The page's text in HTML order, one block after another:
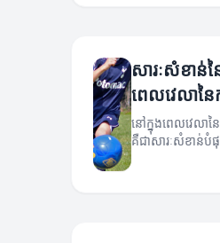
សារៈសំខាន់ន
ពេលវេលានៃ
នៅក្នុងពេលវេលាន
គឺជាសារៈសំខាន់បំផុ
អំពីតួនាទីនៃការសម្